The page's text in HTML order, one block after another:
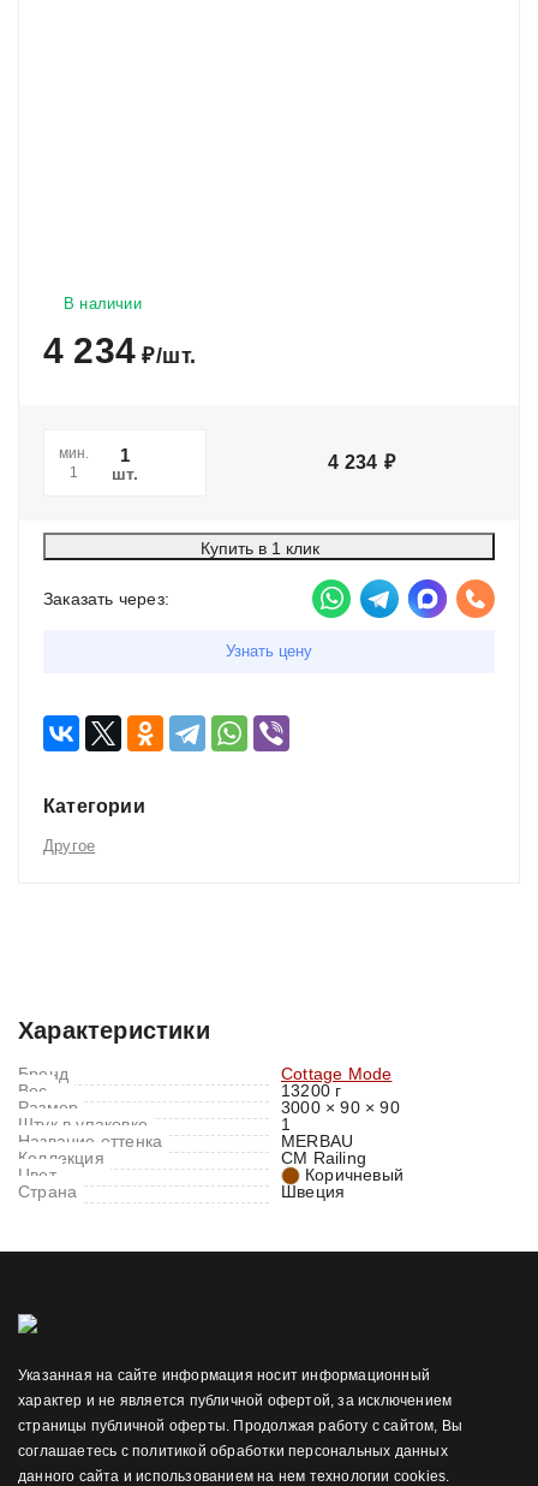
В наличии
4 234 ₽/шт.
мин.
1
шт.
4 234 ₽
Купить в 1 клик
Заказать через:
Узнать цену
Категории
Другое
Характеристики
Бренд
Cottage Mode
Вес
13200 г
Размер
3000 × 90 × 90
Штук в упаковке
1
Название оттенка
MERBAU
Коллекция
CM Railing
Цвет
Коричневый
Страна
Швеция
Указанная на сайте информация носит информационный
характер и не является публичной офертой, за исключением
страницы публичной оферты. Продолжая работу с сайтом, Вы
соглашаетесь с политикой обработки персональных данных
данного сайта и использованием на нем технологии cookies.